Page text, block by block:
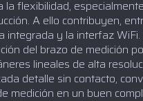
la flexibilidad,
A ello contribuyen,
integrada y la interfaz WiFi.
del brazo de medición
lineales de alta
detalle sin contacto,
medición en un buen